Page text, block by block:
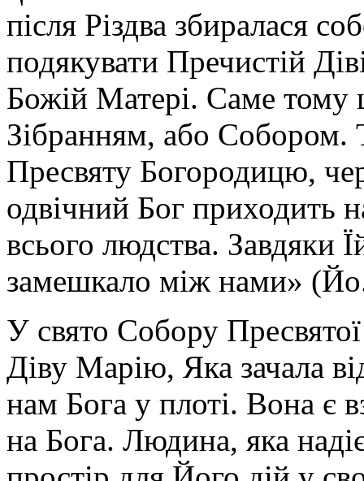
після Різдва збиралася
подякувати Пречистій
Божій Матері. Саме тому
Зібранням, або Собором.
Пресвяту Богородицю,
одвічний Бог приходить
всього людства. Завдяки
замешкало між нами»
У свято Собору
Діву Марію, Яка зачала
нам Бога у плоті. Вона є
на Бога. Людина, яка